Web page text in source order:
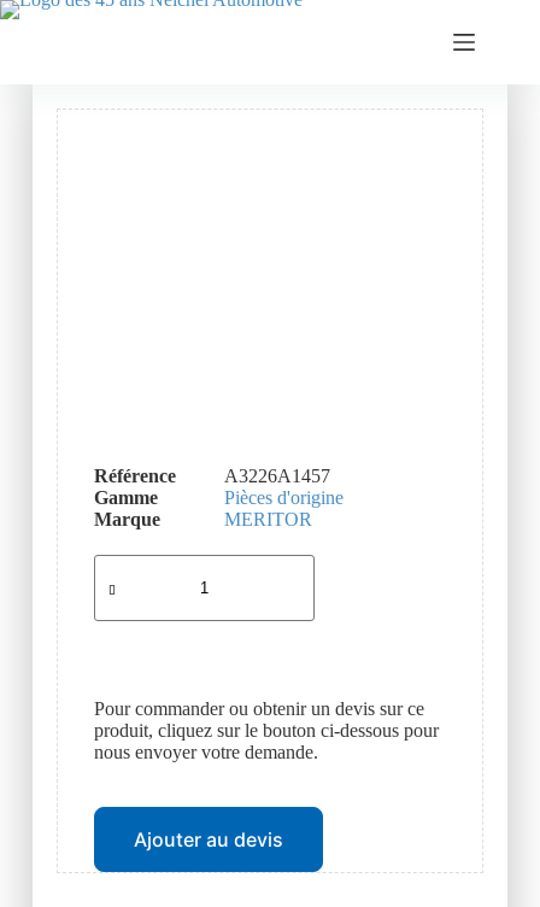
Référence
A3226A1457
Gamme
Pièces d'origine
Marque
MERITOR
Pour commander ou obtenir un devis sur ce
produit, cliquez sur le bouton ci-dessous pour
nous envoyer votre demande.
Ajouter au devis